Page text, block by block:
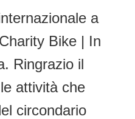
a
Bike | In
Ringrazio il
attività che
circondario